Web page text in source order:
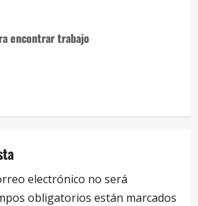
encontrar trabajo
electrónico no será
obligatorios están marcados